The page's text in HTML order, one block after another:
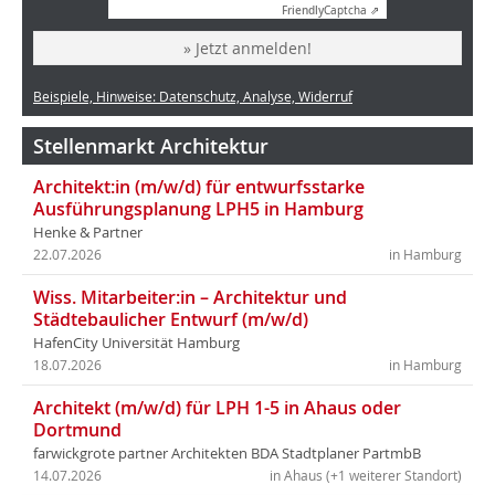
FriendlyCaptcha ⇗
» Jetzt anmelden!
Beispiele, Hinweise: Datenschutz, Analyse, Widerruf
Stellenmarkt Architektur
Architekt:in (m/w/d) für entwurfsstarke
Ausführungsplanung LPH5 in Hamburg
Henke & Partner
in Hamburg
22.07.2026
Wiss. Mitarbeiter:in – Architektur und
Städtebaulicher Entwurf (m/w/d)
HafenCity Universität Hamburg
in Hamburg
18.07.2026
Architekt (m/w/d) für LPH 1-5 in Ahaus oder
Dortmund
farwickgrote partner Architekten BDA Stadtplaner PartmbB
in Ahaus (+1 weiterer Standort)
14.07.2026